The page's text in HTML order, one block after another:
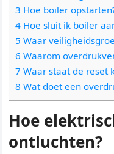
3 Hoe boiler
4 Hoe sluit ik boiler
5 Waar
6 Waarom
7 Waar staat de reset
8 Wat doet een
Hoe
ontluchten?